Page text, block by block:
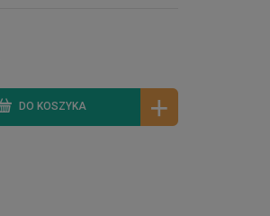
DO KOSZYKA